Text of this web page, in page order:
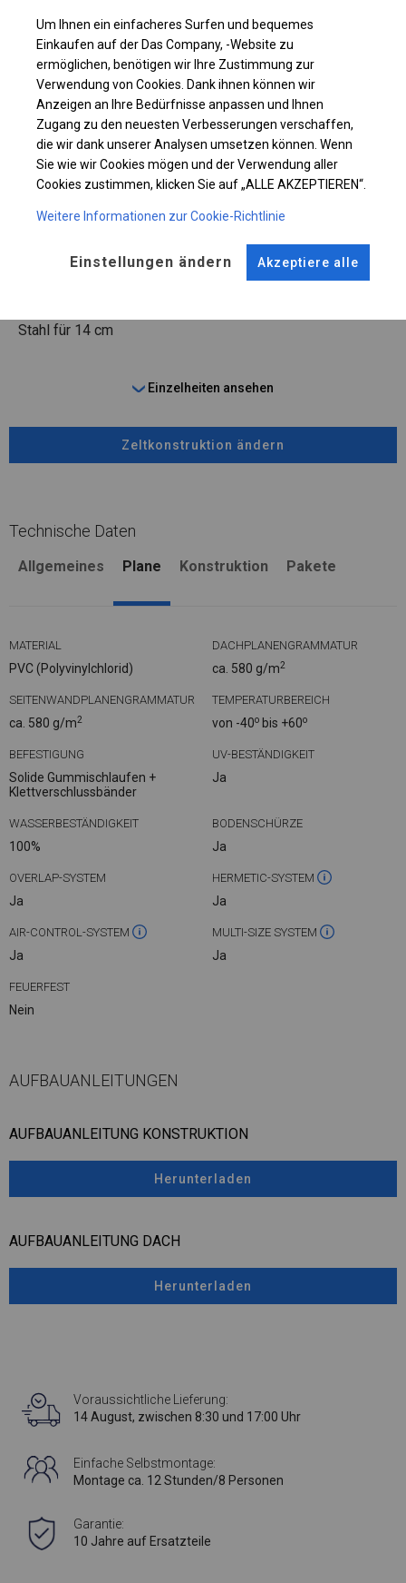
Plane ändern
KONSTRUKTION
WINTER
Stahl ca.fi 50 mm Stahl ca.fi 54 mm
Stahl für 14 cm
Einzelheiten ansehen
Zeltkonstruktion ändern
Technische Daten
Allgemeines Plane Konstruktion Pakete
MATERIAL
PVC (Polyvinylchlorid)
DACHPLANENGRAMMATUR
ca. 580 g/m2
SEITENWANDPLANENGRAMMATUR
ca. 580 g/m2
TEMPERATURBEREICH
von -40o bis +60o
BEFESTIGUNG
Solide Gummischlaufen +
Klettverschlussbänder
UV-BESTÄNDIGKEIT
Ja
WASSERBESTÄNDIGKEIT
100%
BODENSCHÜRZE
Ja
OVERLAP-SYSTEM
Ja
HERMETIC-SYSTEM
Ja
AIR-CONTROL-SYSTEM
Ja
MULTI-SIZE SYSTEM
Ja
FEUERFEST
Nein
AUFBAUANLEITUNGEN
AUFBAUANLEITUNG KONSTRUKTION
Herunterladen
AUFBAUANLEITUNG DACH
Herunterladen
Voraussichtliche Lieferung:
14 August, zwischen 8:30 und 17:00 Uhr
Einfache Selbstmontage:
Montage ca. 12 Stunden/8 Personen
Garantie:
10 Jahre auf Ersatzteile
Um Ihnen ein einfacheres Surfen und bequemes
Einkaufen auf der Das Company, -Website zu
ermöglichen, benötigen wir Ihre Zustimmung zur
Verwendung von Cookies. Dank ihnen können wir
Anzeigen an Ihre Bedürfnisse anpassen und Ihnen
Zugang zu den neuesten Verbesserungen verschaffen,
die wir dank unserer Analysen umsetzen können. Wenn
Sie wie wir Cookies mögen und der Verwendung aller
Cookies zustimmen, klicken Sie auf „ALLE AKZEPTIEREN“.
Weitere Informationen zur Cookie-Richtlinie
Einstellungen ändern Akzeptiere alle